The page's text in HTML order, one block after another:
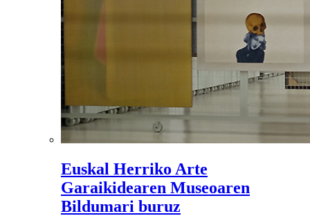
Euskal Herriko Arte
Garaikidearen Museoaren
Bildumari buruz